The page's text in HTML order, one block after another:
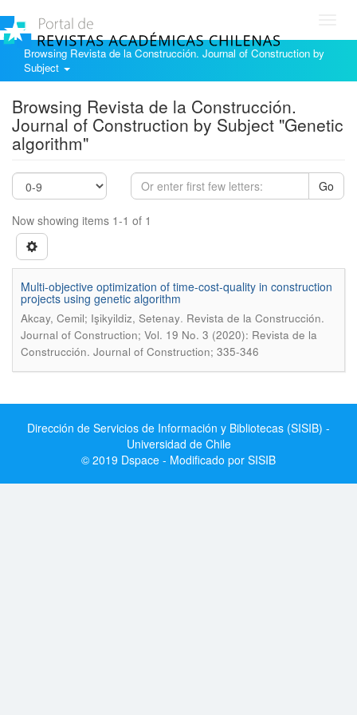
Browsing Revista de la Construcción. Journal of Construction by
Subject
Browsing Revista de la Construcción.
Journal of Construction by Subject "Genetic
algorithm"
Go
Now showing items 1-1 of 1
Multi-objective optimization of time-cost-quality in construction
projects using genetic algorithm
Akcay, Cemil; Işikyildiz, Setenay. Revista de la Construcción.
Journal of Construction; Vol. 19 No. 3 (2020): Revista de la
Construcción. Journal of Construction; 335-346
Dirección de Servicios de Información y Bibliotecas (SISIB) -
Universidad de Chile
© 2019 Dspace - Modificado por SISIB